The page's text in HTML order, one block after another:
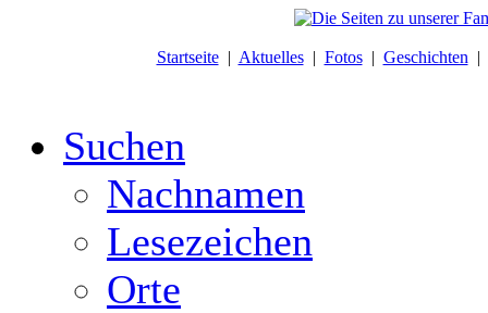
Startseite| Aktuelles| Fotos| Geschichten |
Suchen
Nachnamen
Lesezeichen
Orte